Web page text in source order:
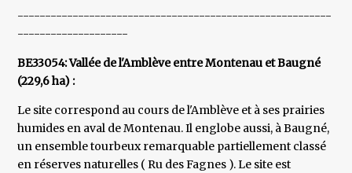
---------------------------------------------------------
--------------------
BE33054: Vallée de l'Amblève entre Montenau et Baugné
(229,6 ha) :
Le site correspond au cours de l'Amblève et à ses prairies
humides en aval de Montenau. Il englobe aussi, à Baugné,
un ensemble tourbeux remarquable partiellement classé
en réserves naturelles ( Ru des Fagnes ). Le site est